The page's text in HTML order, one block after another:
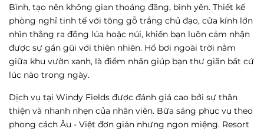
Bình, tạo nên không gian thoáng đãng, bình yên. Thiết kế
phòng nghỉ tinh tế với tông gỗ trắng chủ đạo, cửa kính lớn
nhìn thẳng ra đồng lúa hoặc núi, khiến bạn luôn cảm nhận
được sự gần gũi với thiên nhiên. Hồ bơi ngoài trời nằm
giữa khu vườn xanh, là điểm nhấn giúp bạn thư giãn bất cứ
lúc nào trong ngày.
Dịch vụ tại Windy Fields được đánh giá cao bởi sự thân
thiện và nhanh nhẹn của nhân viên. Bữa sáng phục vụ theo
phong cách Âu - Việt đơn giản nhưng ngon miệng. Resort